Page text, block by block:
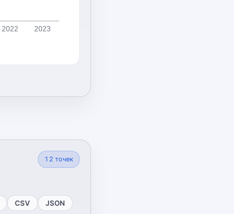
2022 2023
12 точек
CSV JSON